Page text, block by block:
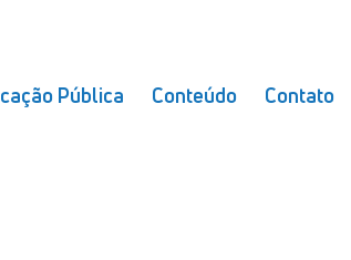
Pública Conteúdo Contato